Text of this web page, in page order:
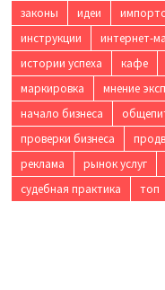
законы
идеи
инструкции
интернет-
истории успеха
кафе
маркировка
мнение
начало бизнеса
проверки бизнеса
реклама
рынок услуг
судебная практика
топ